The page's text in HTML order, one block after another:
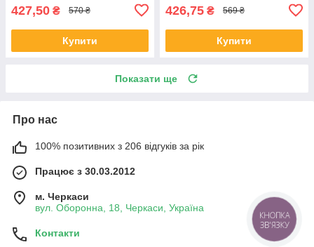
427,50 ₴ 570 ₴
Купити
426,75 ₴ 569 ₴
Купити
Показати ще
Про нас
100% позитивних з 206 відгуків за рік
Працює з 30.03.2012
м. Черкаси
вул. Оборонна, 18, Черкаси, Україна
Контакти
КНОПКА
ЗВ'ЯЗКУ